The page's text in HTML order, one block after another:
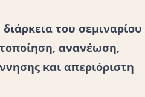
του σεμιναρίου
ανανέωση,
και απεριόριστη